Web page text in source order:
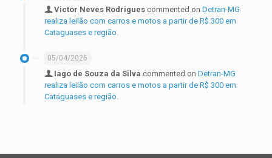
Victor Neves Rodrigues commented on Detran-MG
realiza leilão com carros e motos a partir de R$ 300 em
Cataguases e região.
05/04/2026
Iago de Souza da Silva commented on Detran-MG
realiza leilão com carros e motos a partir de R$ 300 em
Cataguases e região.